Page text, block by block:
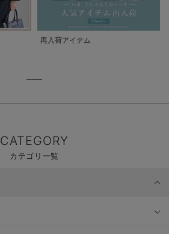
再入荷アイテム
CATEGORY
カテゴリ一覧